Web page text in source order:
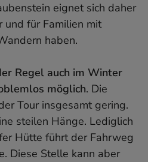
eignet sich daher
und für Familien mit
haben.
Regel auch im Winter
möglich. Die
Tour insgesamt gering.
steilen Hänge. Lediglich
Hütte führt der Fahrweg
Diese Stelle kann aber